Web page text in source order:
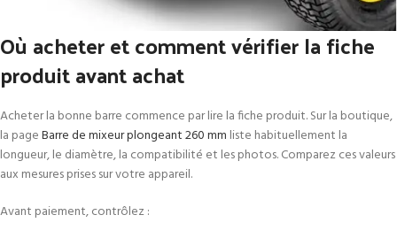
Où acheter et comment vérifier la fiche
produit avant achat
Acheter la bonne barre commence par lire la fiche produit. Sur la boutique,
la pageBarre de mixeur plongeant 260 mm liste habituellement la
longueur, le diamètre, la compatibilité et les photos. Comparez ces valeurs
aux mesures prises sur votre appareil.
Avant paiement, contrôlez :